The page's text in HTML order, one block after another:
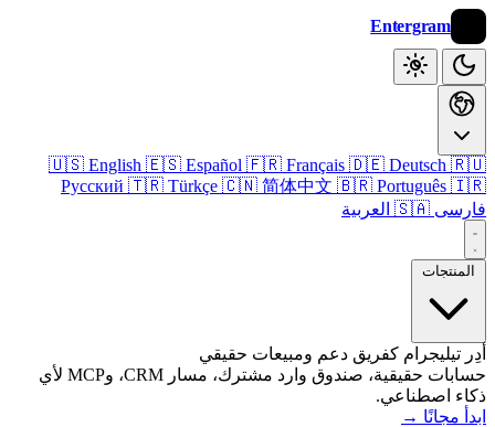
Entergram
🇺🇸 English 🇪🇸 Español 🇫🇷 Français 🇩🇪 Deutsch
Русский 🇹🇷 Türkçe 🇨🇳 简体中文 🇧🇷 Português
🇸🇦 العربية
تيليجرام كفريق دعم ومبيعات حقيقي
حسابات حقيقية، صندوق وارد مشترك، مسار CRM، وMCP لأي
اصطناعي.
مجانًا →